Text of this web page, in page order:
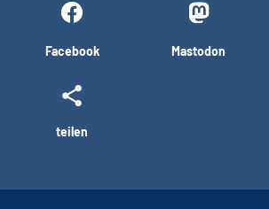
Facebook Mastodon
teilen